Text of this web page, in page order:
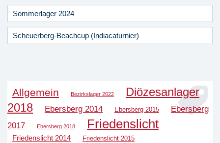
Sommerlager 2024
Scheuerberg-Beachcup (Indiacaturnier)
Allgemein Bezirkslager 2022
Diözesanlager
2018
Ebersberg 2014 Ebersberg 2015
Ebersberg
2017
Ebersberg 2018 Friedenslicht
Friedenslicht 2014 Friedenslicht 2015